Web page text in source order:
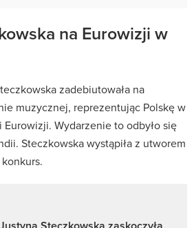
na Eurowizji w
zadebiutowała na
muzycznej, reprezentując Polskę w
Wydarzenie to odbyło się
Steczkowska wystąpiła z utworem